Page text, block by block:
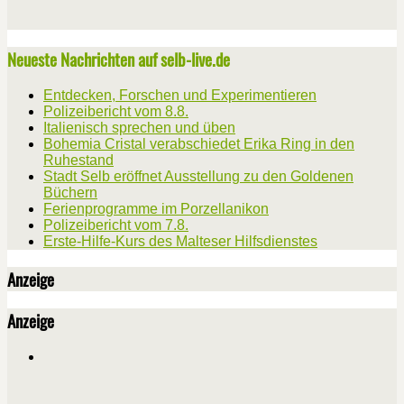
Neueste Nachrichten auf selb-live.de
Entdecken, Forschen und Experimentieren
Polizeibericht vom 8.8.
Italienisch sprechen und üben
Bohemia Cristal verabschiedet Erika Ring in den
Ruhestand
Stadt Selb eröffnet Ausstellung zu den Goldenen
Büchern
Ferienprogramme im Porzellanikon
Polizeibericht vom 7.8.
Erste-Hilfe-Kurs des Malteser Hilfsdienstes
Anzeige
Anzeige